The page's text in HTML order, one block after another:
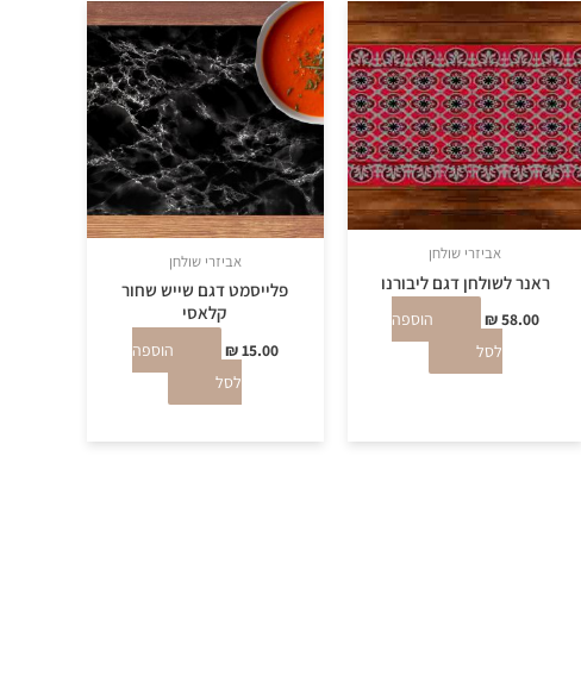
אביזרי שולחן
ראנר לשולחן דגם ליבורנו
₪58.00
הוספה
לסל
אביזרי שולחן
פלייסמט דגם שייש שחור
קלאסי
₪15.00
הוספה
לסל